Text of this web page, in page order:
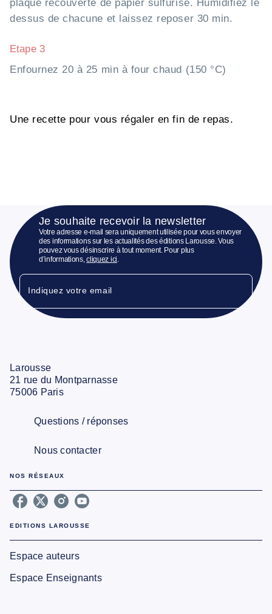
plaque recouverte de papier sulfurisé. Humidifiez le
dessus de chacune et laissez reposer 30 min.
Etape 3
Enfournez 20 à 25 min à four chaud (150 °C)
Une recette pour vous régaler en fin de repas.
Je souhaite recevoir la newsletter
Votre adresse e-mail sera uniquement utilisée pour vous envoyer
des informations sur les actualités des éditions Larousse. Vous
pouvez vous désinscrire à tout moment. Pour plus
d’informations,cliquez ici.
Indiquez votre email
Larousse
21 rue du Montparnasse
75006 Paris
Questions / réponses
Nous contacter
NOS RÉSEAUX
EDITIONS LAROUSSE
Espace auteurs
Espace Enseignants